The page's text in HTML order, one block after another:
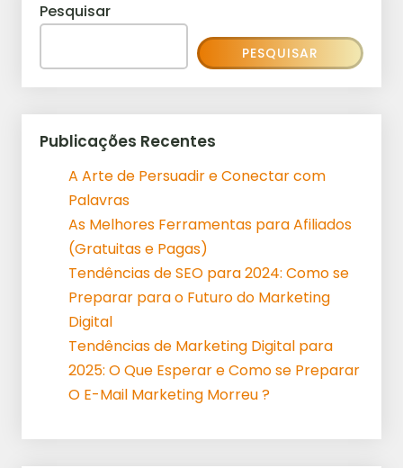
Pesquisar
PESQUISAR
Publicações Recentes
A Arte de Persuadir e Conectar com
Palavras
As Melhores Ferramentas para Afiliados
(Gratuitas e Pagas)
Tendências de SEO para 2024: Como se
Preparar para o Futuro do Marketing
Digital
Tendências de Marketing Digital para
2025: O Que Esperar e Como se Preparar
O E-Mail Marketing Morreu ?